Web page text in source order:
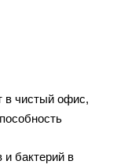
в чистый офис,
и бактерий в